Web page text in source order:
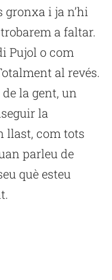
gronxa i ja n’hi
a faltar.
Pujol o com
al revés.
la gent, un
la
llast, com tots
parleu de
què esteu